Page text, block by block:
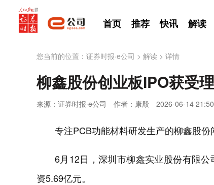
首页 推荐 快讯 解读
您当前的位置： 证券时报·e公司 > 解读 > 详情
柳鑫股份创业板IPO获受
来源：证券时报·e公司 作者：康殷 2026-06-14 21:50
专注PCB功能材料研发生产的柳鑫股份
6月12日，深圳市柳鑫实业股份有限
资5.69亿元。